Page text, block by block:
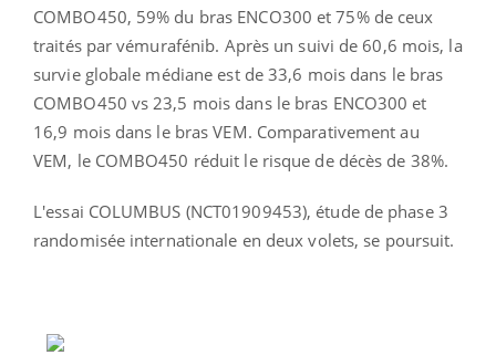
COMBO450, 59% du bras ENCO300 et 75% de ceux
traités par vémurafénib. Après un suivi de 60,6 mois, la
survie globale médiane est de 33,6 mois dans le bras
COMBO450 vs 23,5 mois dans le bras ENCO300 et
16,9 mois dans le bras VEM. Comparativement au
VEM, le COMBO450 réduit le risque de décès de 38%.
L'essai COLUMBUS (NCT01909453), étude de phase 3
randomisée internationale en deux volets, se poursuit.